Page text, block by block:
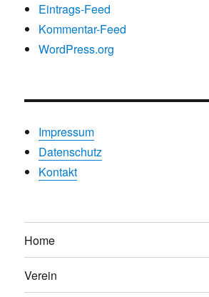
Eintrags-Feed
Kommentar-Feed
WordPress.org
Impressum
Datenschutz
Kontakt
Home
Verein